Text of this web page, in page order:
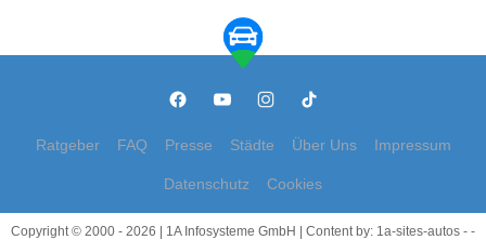
Ratgeber FAQ Presse Städte Über Uns Impressum
Datenschutz Cookies
Copyright © 2000 - 2026 | 1A Infosysteme GmbH | Content by: 1a-sites-autos - -